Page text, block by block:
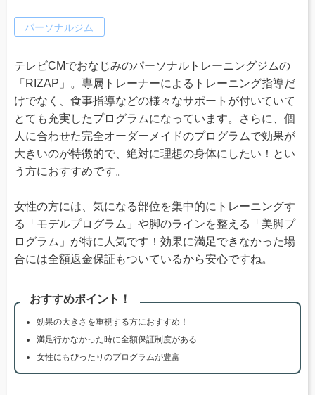
パーソナルジム
テレビCMでおなじみのパーソナルトレーニングジムの
「RIZAP」。専属トレーナーによるトレーニング指導だ
けでなく、食事指導などの様々なサポートが付いていて
とても充実したプログラムになっています。さらに、個
人に合わせた完全オーダーメイドのプログラムで効果が
大きいのが特徴的で、絶対に理想の身体にしたい！とい
う方におすすめです。
女性の方には、気になる部位を集中的にトレーニングす
る「モデルプログラム」や脚のラインを整える「美脚プ
ログラム」が特に人気です！効果に満足できなかった場
合には全額返金保証もついているから安心ですね。
おすすめポイント！
効果の大きさを重視する方におすすめ！
満足行かなかった時に全額保証制度がある
女性にもぴったりのプログラムが豊富